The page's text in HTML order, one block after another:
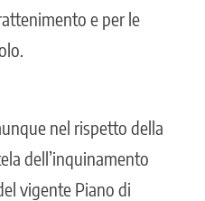
e per le
nel rispetto della
dell’inquinamento
vigente Piano di